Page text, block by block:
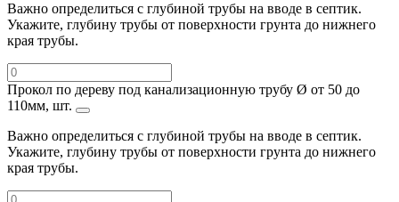
Важно определиться с глубиной трубы на вводе в септик.
Укажите, глубину трубы от поверхности грунта до нижнего
края трубы.
Прокол по дереву под канализационную трубу Ø от 50 до
110мм, шт.
Важно определиться с глубиной трубы на вводе в септик.
Укажите, глубину трубы от поверхности грунта до нижнего
края трубы.